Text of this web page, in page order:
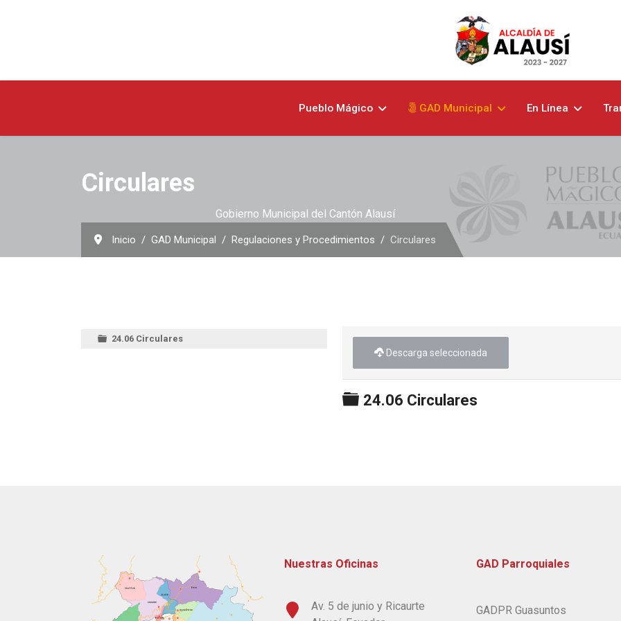
Pueblo Mágico GAD Municipal En Línea
Circulares
Gobierno Municipal del Cantón Alausí
Inicio GAD Municipal Regulaciones y Procedimientos Circulares
24.06 Circulares
Descarga seleccionada
Carpeta
24.06 Circulares
Nuestras Oficinas
Av. 5 de junio y Ricaurte
GAD Parroquiales
GADPR Guasuntos